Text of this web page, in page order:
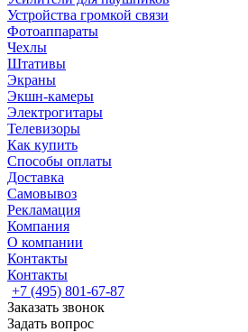
Устройства громкой связи
Фотоаппараты
Чехлы
Штативы
Экраны
Экшн-камеры
Электрогитары
Телевизоры
Как купить
Способы оплаты
Доставка
Самовывоз
Рекламация
Компания
О компании
Контакты
Контакты
+7 (495) 801-67-87
Заказать звонок
Задать вопрос